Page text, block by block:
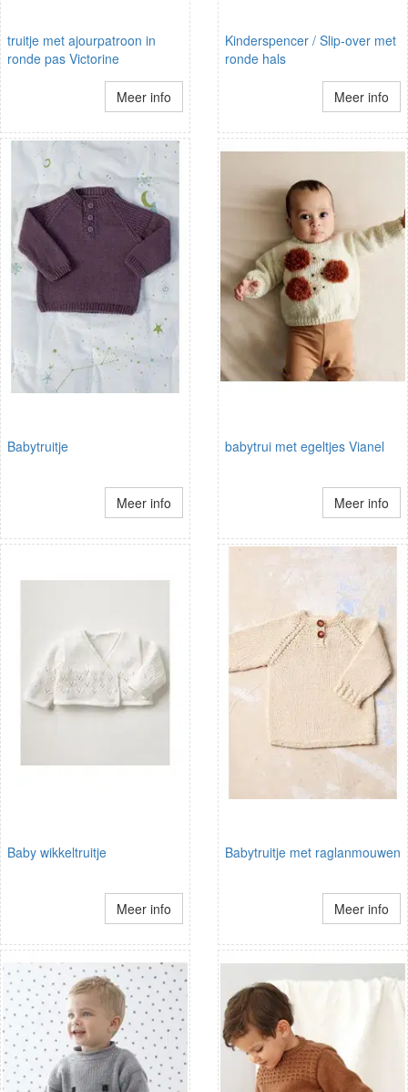
truitje met ajourpatroon in
ronde pas Victorine
Meer info
Kinderspencer / Slip-over met
ronde hals
Meer info
Babytruitje
Meer info
babytrui met egeltjes Vianel
Meer info
Baby wikkeltruitje
Meer info
Babytruitje met raglanmouwen
Meer info